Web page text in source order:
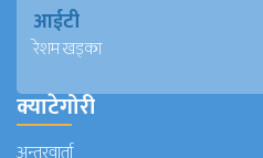
आईटी
रेशम खड्का
क्याटेगोरी